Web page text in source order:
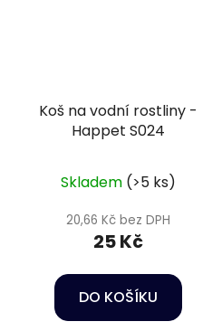
Koš na vodní rostliny -
Happet S024
Skladem (>5 ks)
20,66 Kč bez DPH
25 Kč
DO KOŠÍKU